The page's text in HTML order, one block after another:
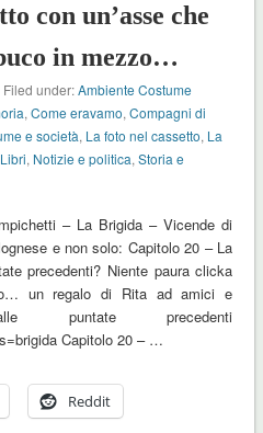
con un’asse che
in mezzo…
Filed under:Ambiente Costume
,Come eravamo,Compagni di
e società, La foto nel cassetto, La
, Notizie e politica,Storia e
– La Brigida – Vicende di
e non solo: Capitolo 20 – La
precedenti? Niente paura clicka
un regalo di Rita ad amici e
puntate precedenti
Capitolo 20 – …
Reddit